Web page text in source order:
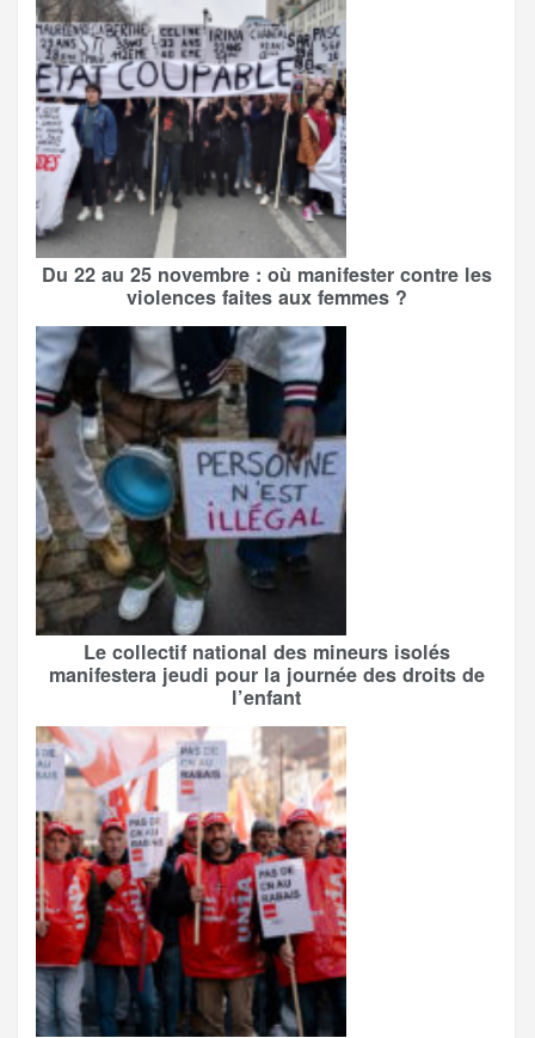
Du 22 au 25 novembre : où manifester contre les
violences faites aux femmes ?
Le collectif national des mineurs isolés
manifestera jeudi pour la journée des droits de
l’enfant